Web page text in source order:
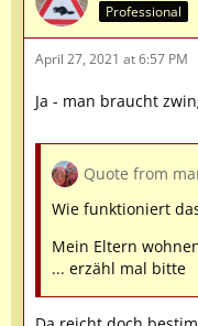
Professional
April 27, 2021 at 6:57 PM
Ja - man braucht
Quote from
Wie funktioniert
Mein Eltern
... erzähl mal bitte